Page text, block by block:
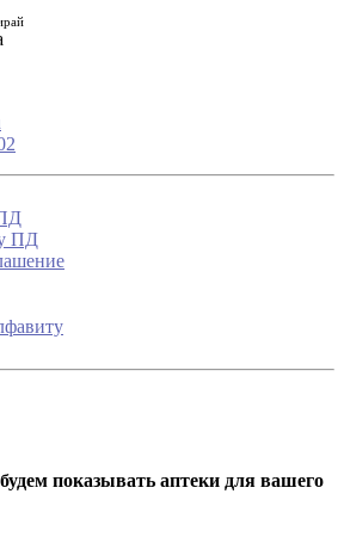
ПД
показывать аптеки для вашего